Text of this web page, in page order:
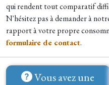
qui rendent tout comparatif
N'hésitez pas à demander à
rapport à votre propre
formulaire de contact.
Vous avez une